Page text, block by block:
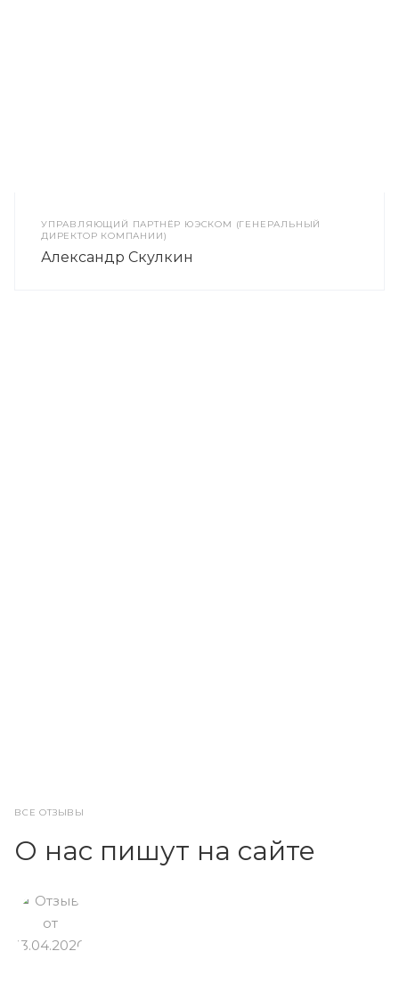
УПРАВЛЯЮЩИЙ ПАРТНЁР ЮЭСКОМ (ГЕНЕРАЛЬНЫЙ
ДИРЕКТОР КОМПАНИИ)
Александр Скулкин
ВСЕ ОТЗЫВЫ
О нас пишут на сайте